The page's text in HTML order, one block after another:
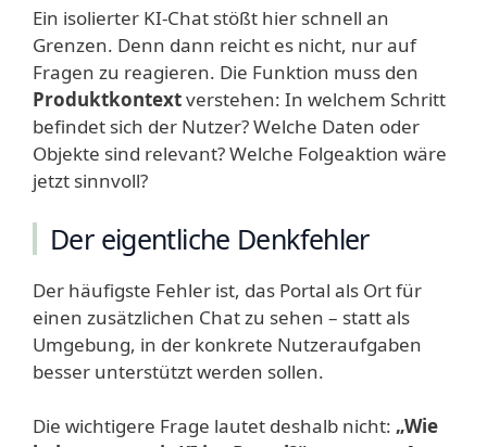
Ein isolierter KI-Chat stößt hier schnell an
Grenzen. Denn dann reicht es nicht, nur auf
Fragen zu reagieren. Die Funktion muss den
Produktkontextverstehen: In welchem Schritt
befindet sich der Nutzer? Welche Daten oder
Objekte sind relevant? Welche Folgeaktion wäre
jetzt sinnvoll?
Der eigentliche Denkfehler
Der häufigste Fehler ist, das Portal als Ort für
einen zusätzlichen Chat zu sehen – statt als
Umgebung, in der konkrete Nutzeraufgaben
besser unterstützt werden sollen.
Die wichtigere Frage lautet deshalb nicht: „Wie